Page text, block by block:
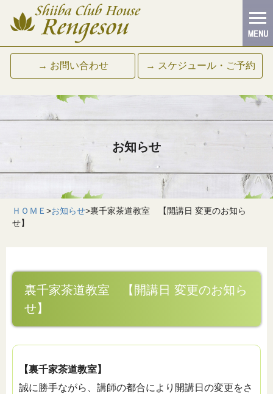
→ お問い合わせ → スケジュール・ご予約
お知らせ
ＨＯＭＥ >お知らせ>裏千家茶道教室 【開講日 変更のお知ら
せ】
裏千家茶道教室 【開講日 変更のお知ら
せ】
【裏千家茶道教室】
誠に勝手ながら、講師の都合により開講日の変更をさ